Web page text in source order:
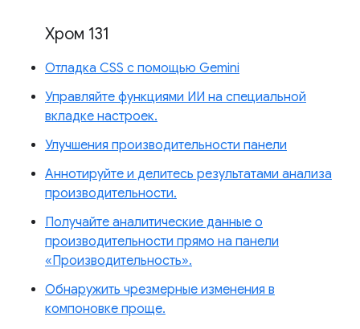
Хром 131
Отладка CSS с помощью Gemini
Управляйте функциями ИИ на специальной
вкладке настроек.
Улучшения производительности панели
Аннотируйте и делитесь результатами анализа
производительности.
Получайте аналитические данные о
производительности прямо на панели
«Производительность».
Обнаружить чрезмерные изменения в
компоновке проще.